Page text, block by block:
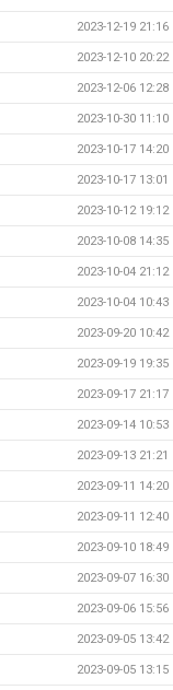
2023-12-19 21:16
2023-12-10 20:22
2023-12-06 12:28
2023-10-30 11:10
2023-10-17 14:20
2023-10-17 13:01
2023-10-12 19:12
2023-10-08 14:35
2023-10-04 21:12
2023-10-04 10:43
2023-09-20 10:42
2023-09-19 19:35
2023-09-17 21:17
2023-09-14 10:53
2023-09-13 21:21
2023-09-11 14:20
2023-09-11 12:40
2023-09-10 18:49
2023-09-07 16:30
2023-09-06 15:56
2023-09-05 13:42
2023-09-05 13:15